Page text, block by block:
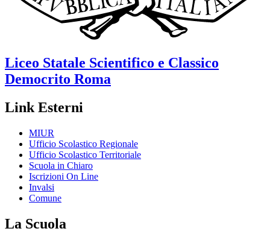
Liceo Statale Scientifico e Classico
Democrito Roma
Link Esterni
MIUR
Ufficio Scolastico Regionale
Ufficio Scolastico Territoriale
Scuola in Chiaro
Iscrizioni On Line
Invalsi
Comune
La Scuola